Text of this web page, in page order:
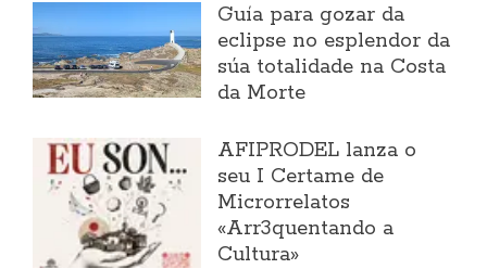
Guía para gozar da
eclipse no esplendor da
súa totalidade na Costa
da Morte
AFIPRODEL lanza o
seu I Certame de
Microrrelatos
«Arr3quentando a
Cultura»